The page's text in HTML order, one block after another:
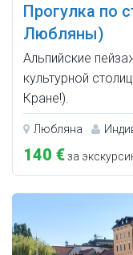
Прогулка по
Любляны)
Альпийские
культурной
Кране!).
Любляна
140 €за